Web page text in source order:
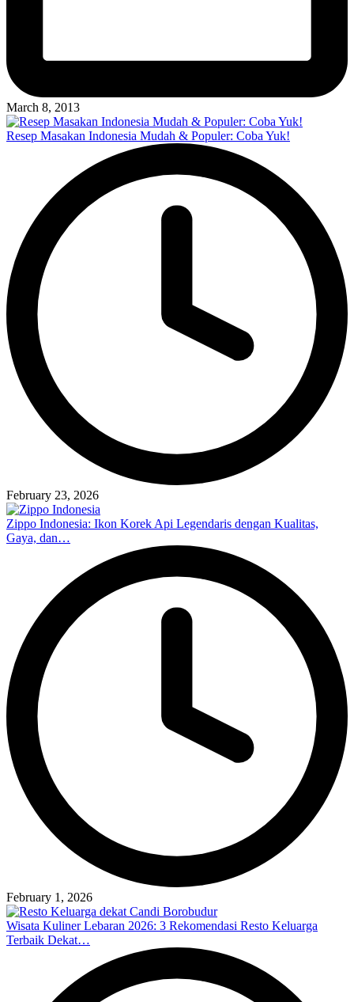
March 8, 2013
Resep Masakan Indonesia Mudah & Populer: Coba Yuk!
February 23, 2026
Zippo Indonesia: Ikon Korek Api Legendaris dengan Kualitas,
Gaya, dan…
February 1, 2026
Wisata Kuliner Lebaran 2026: 3 Rekomendasi Resto Keluarga
Terbaik Dekat…